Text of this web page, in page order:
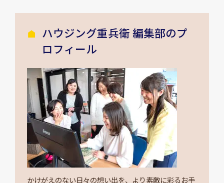
ハウジング重兵衛 編集部のプ
ロフィール
かけがえのない日々の想い出を、より素敵に彩るお手